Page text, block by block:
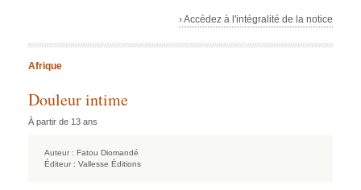
› Accédez à l'intégralité de la notice
Afrique
Douleur intime
À partir de 13 ans
Auteur : Fatou Diomandé
Éditeur : Vallesse Éditions